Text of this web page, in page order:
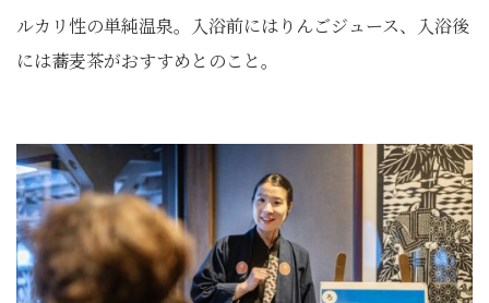
ルカリ性の単純温泉。入浴前にはりんごジュース、入浴後
には蕎麦茶がおすすめとのこと。